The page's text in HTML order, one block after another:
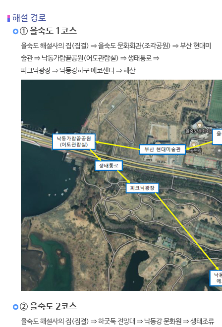
해설 경로
① 을숙도 1코스
을숙도 해설사의 집(집결) ⇒ 을숙도 문화회관(조각공원) ⇒ 부산 현대미
술관 ⇒ 낙동가람끝공원(어도관람실) ⇒ 생태통로 ⇒
피크닉광장 ⇒ 낙동강하구 에코센터 ⇒ 해산
② 을숙도 2코스
을숙도 해설사의 집(집결) ⇒ 하굿둑 전망대 ⇒ 낙동강 문화원 ⇒ 생태조류